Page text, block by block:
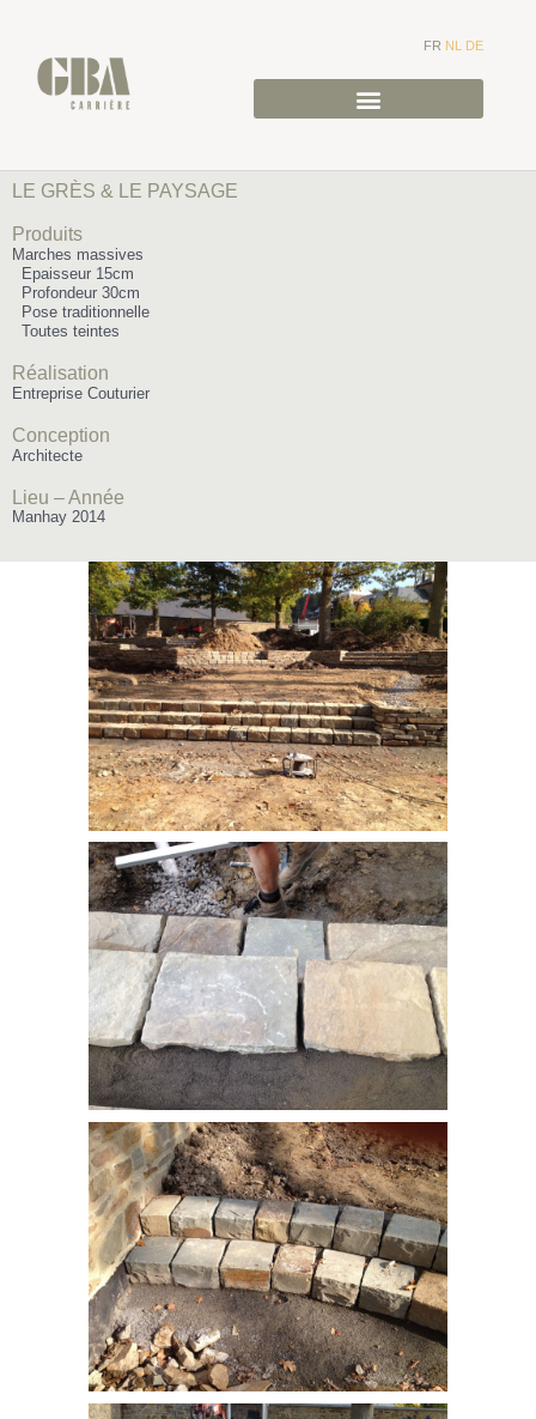
FR NL DE
LE GRÈS & LE PAYSAGE
Produits
Marches massives
Epaisseur 15cm
Profondeur 30cm
Pose traditionnelle
Toutes teintes
Réalisation
Entreprise Couturier
Conception
Architecte
Lieu – Année
Manhay 2014